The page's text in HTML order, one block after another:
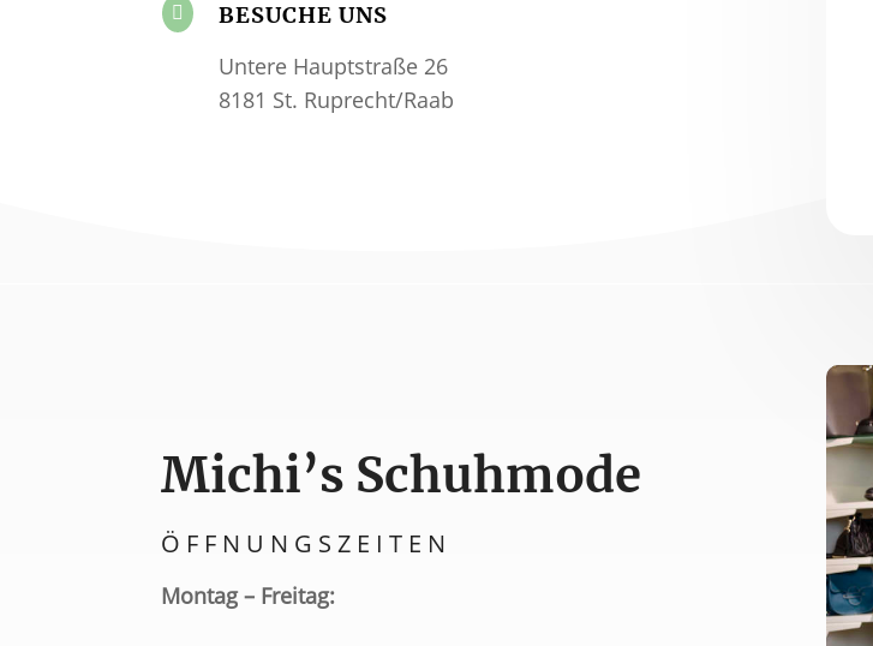
 BESUCHE UNS
Untere Hauptstraße 26
8181 St. Ruprecht/Raab
Michi’s Schuhmode
ÖFFNUNGSZEITEN
Montag – Freitag: